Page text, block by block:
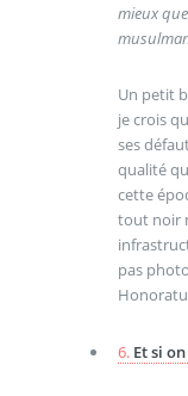
mieux
Un petit
je crois
ses
qualité
cette
tout noir
pas
6. Et si